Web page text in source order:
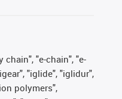
chain", "e-chain", "e-
"iglide", "iglidur",
polymers",